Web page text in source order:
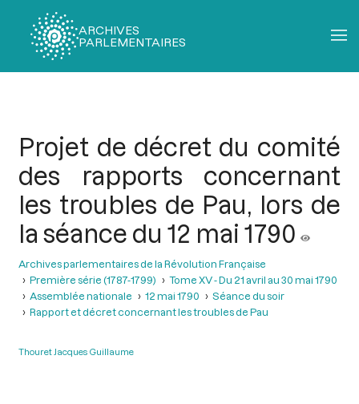
ARCHIVES
PARLEMENTAIRES
Projet de décret du comité
des rapports concernant
les troubles de Pau, lors de
la séance du 12 mai 1790
Archives parlementaires de la Révolution Française
Première série (1787-1799)
Tome XV - Du 21 avril au 30 mai 1790
Assemblée nationale
12 mai 1790
Séance du soir
Rapport et décret concernant les troubles de Pau
Thouret Jacques Guillaume